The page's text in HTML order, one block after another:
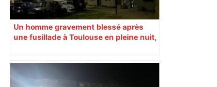
Un homme gravement blessé après
une fusillade à Toulouse en pleine nuit,